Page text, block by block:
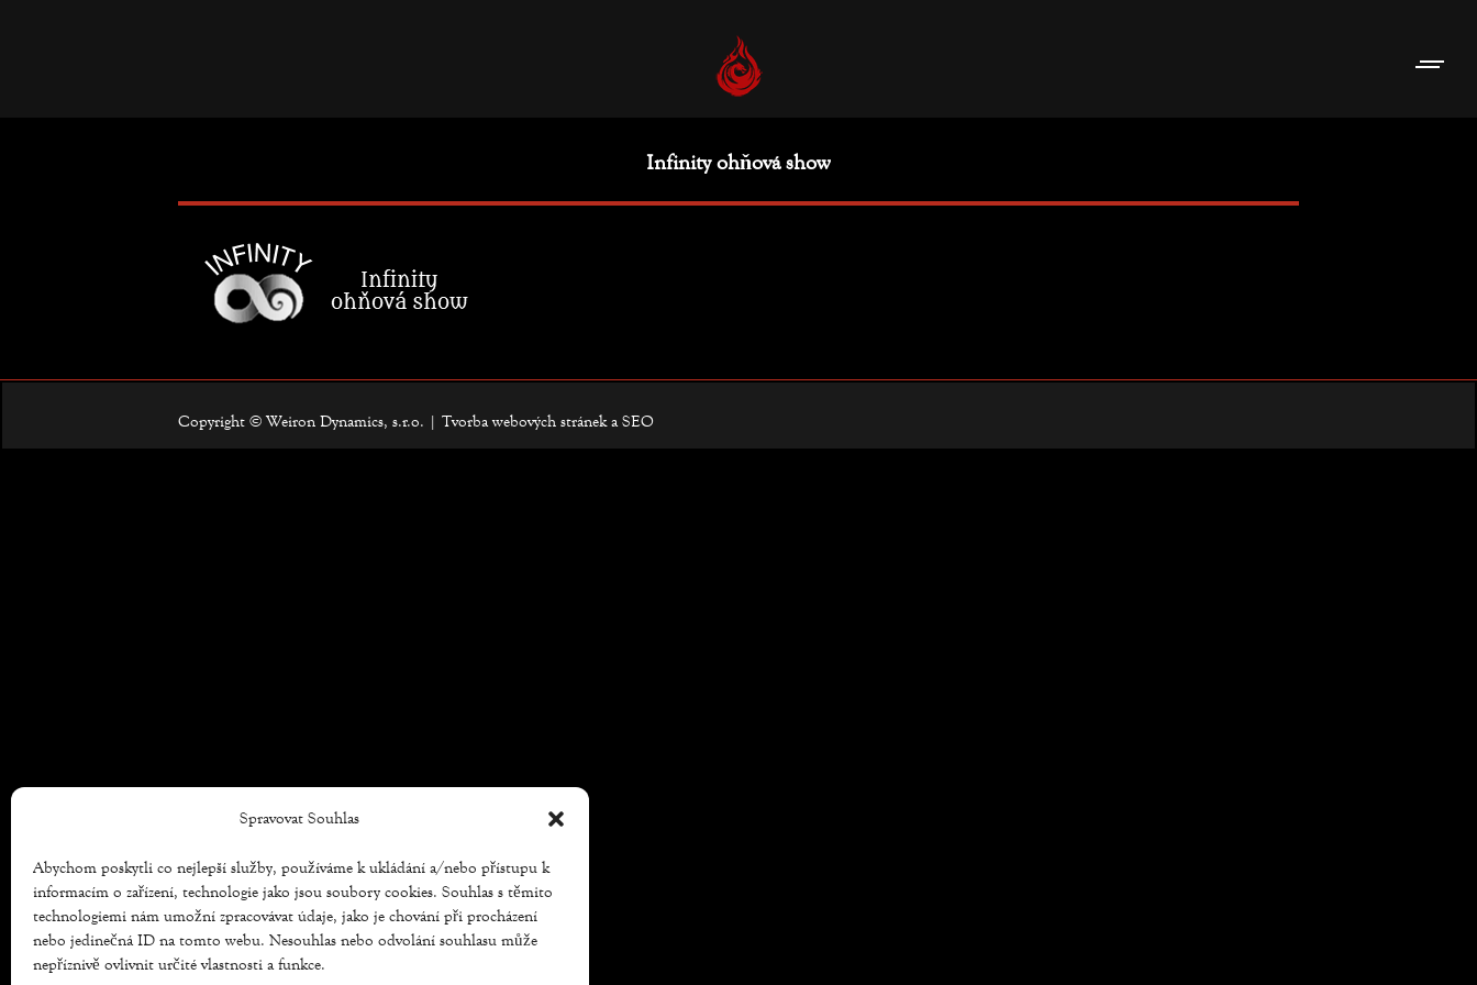
Spravovat Souhlas
Abychom poskytli co nejlepší služby, používáme k ukládání a/nebo přístupu k
informacím o zařízení, technologie jako jsou soubory cookies. Souhlas s těmito
technologiemi nám umožní zpracovávat údaje, jako je chování při procházení
nebo jedinečná ID na tomto webu. Nesouhlas nebo odvolání souhlasu může
nepříznivě ovlivnit určité vlastnosti a funkce.
Infinity ohňová show
Copyright © Weiron Dynamics, s.r.o. | Tvorba webových stránekaSEO